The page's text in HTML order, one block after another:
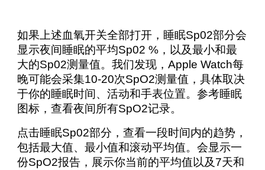
如果上述血氧开关全部打开，睡眠Sp02部分会
显示夜间睡眠的平均Sp02 %，以及最小和最
大的Sp02测量值。我们发现，Apple Watch每
晚可能会采集10-20次SpO2测量值，具体取决
于你的睡眠时间、活动和手表位置。参考睡眠
图标，查看夜间所有SpO2记录。
点击睡眠Sp02部分，查看一段时间内的趋势，
包括最大值、最小值和滚动平均值。会显示一
份SpO2报告，展示你当前的平均值以及7天和